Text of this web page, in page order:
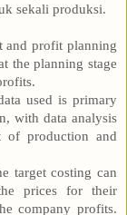
sekali produksi.
and profit planning
the planning stage
used is primary
with data analysis
of production and
target costing can
prices for their
company profits.